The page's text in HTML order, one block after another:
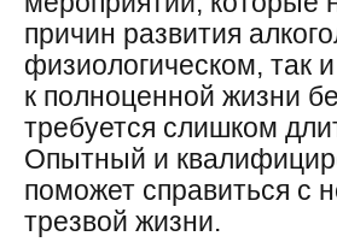
причин развития
физиологическом, так
к полноценной жизни
требуется слишком
Опытный и
поможет справиться с
трезвой жизни.